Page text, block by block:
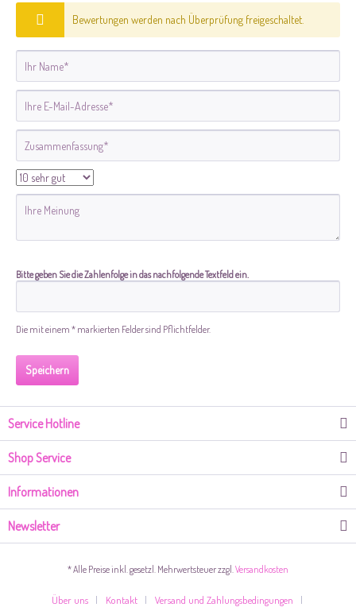
Bewertungen werden nach Überprüfung freigeschaltet.
Bitte geben Sie die Zahlenfolge in das nachfolgende Textfeld ein.
Die mit einem * markierten Felder sind Pflichtfelder.
Speichern
Service Hotline
Shop Service
Informationen
Newsletter
* Alle Preise inkl. gesetzl. Mehrwertsteuer zzgl.Versandkosten
Über uns Kontakt Versand und Zahlungsbedingungen